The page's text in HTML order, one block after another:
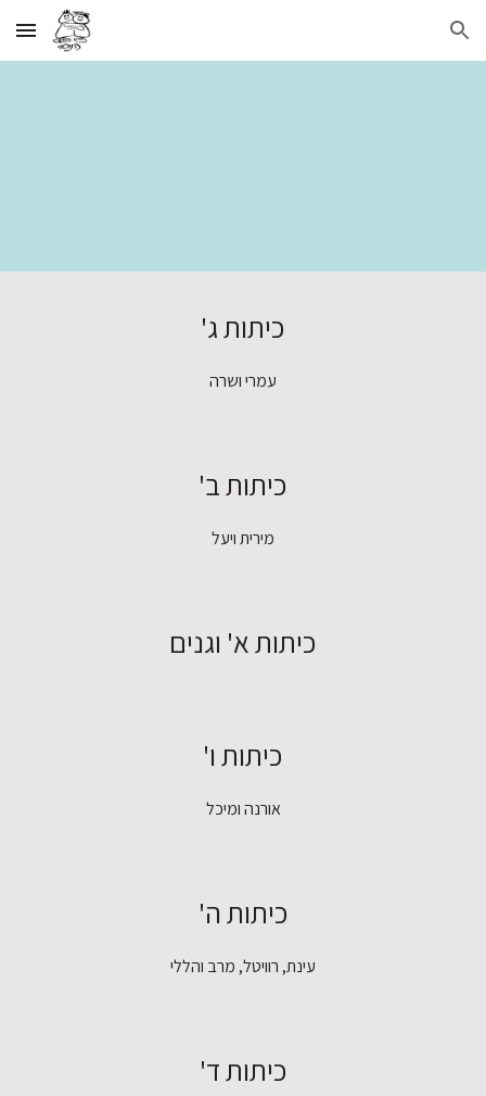
Skip to main content Skip to navigation
כיתות ג'
עמרי ושרה
כיתות ב'
מירית ויעל
כיתות א' וגנים
כיתות ו'
אורנה ומיכל
כיתות ה'
עינת, רוויטל, מרב והללי
כיתותד'